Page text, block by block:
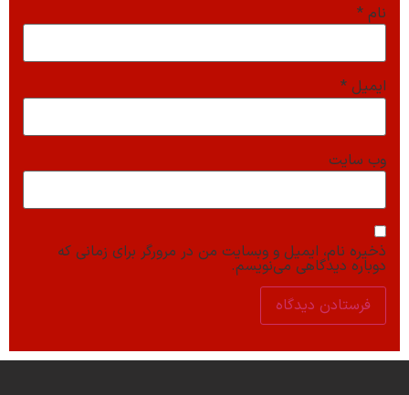
نام *
ایمیل *
وب‌ سایت
ذخیره نام، ایمیل و وبسایت من در مرورگر برای زمانی که
دوباره دیدگاهی می‌نویسم.